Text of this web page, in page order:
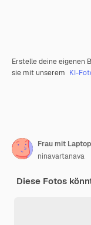
Erstelle deine eigenen
sie mit unserem KI-
Frau mit
ninavartanava
Diese Fotos